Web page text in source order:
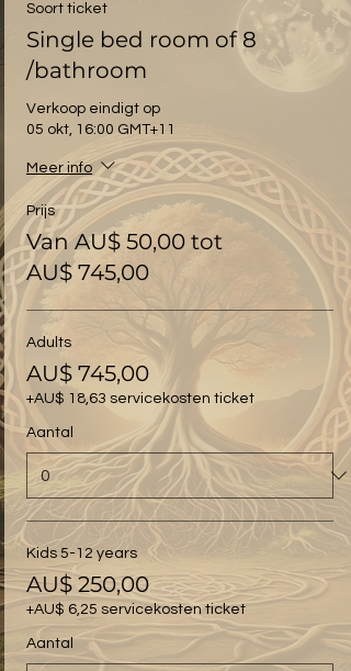
Soort ticket
Single bed room of 8
/bathroom
Verkoop eindigt op
05 okt, 16:00 GMT+11
Meer info
Prijs
Van AU$ 50,00 tot
AU$ 745,00
Adults
AU$ 745,00
+AU$ 18,63 servicekosten ticket
Aantal
Kids 5-12 years
AU$ 250,00
+AU$ 6,25 servicekosten ticket
Aantal